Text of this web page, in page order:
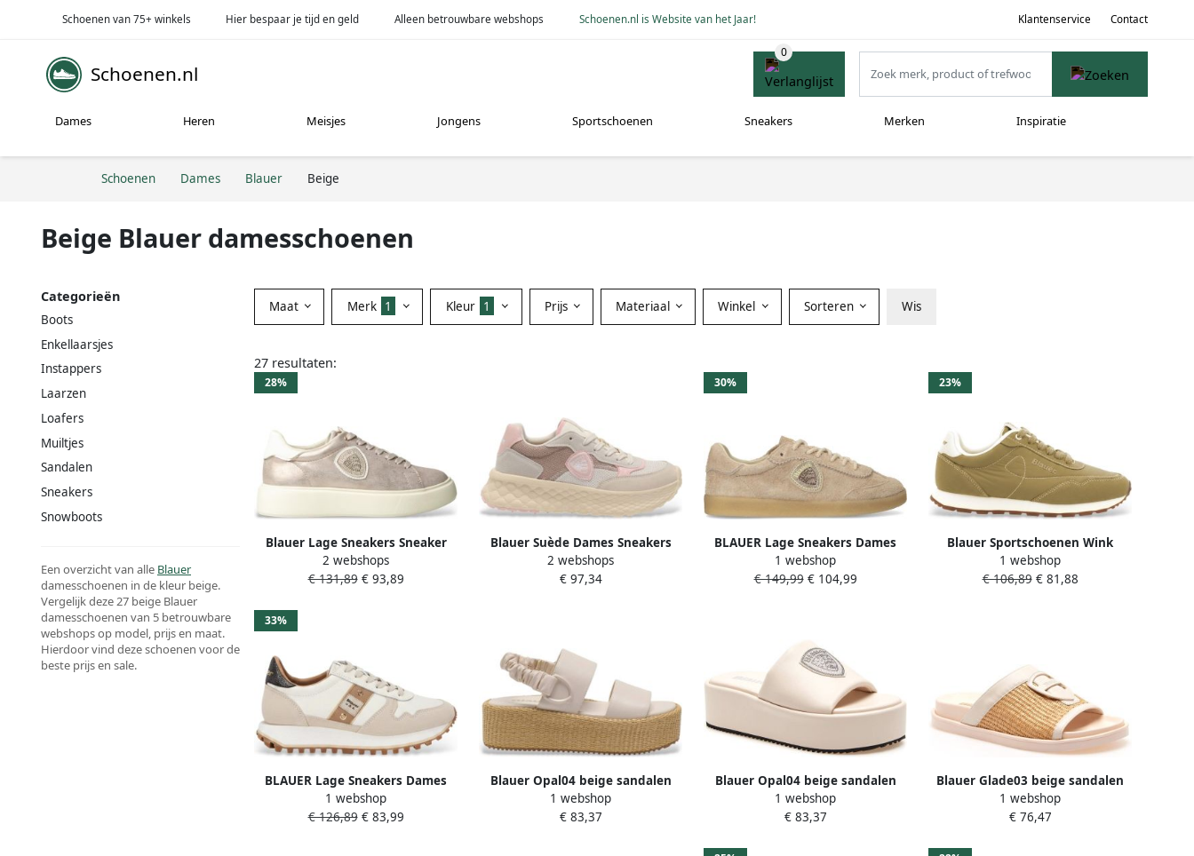
Schoenen van 75+ winkels Hier bespaar je tijd en geld Alleen betrouwbare webshops Schoenen.nl is Website van het Jaar! Klantenservice Contact
Schoenen.nl
Dames Heren Meisjes Jongens Sportschoenen Sneakers Merken Inspiratie
Schoenen Dames Blauer Beige
Beige Blauer damesschoenen
Categorieën
Boots
Enkellaarsjes
Instappers
Laarzen
Loafers
Muiltjes
Sandalen
Sneakers
Snowboots
Een overzicht van alle Blauer
damesschoenen in de kleur beige.
Vergelijk deze 27 beige Blauer
damesschoenen van 5 betrouwbare
webshops op model, prijs en maat.
Hierdoor vind deze schoenen voor de
beste prijs en sale.
Maat Merk 1 Kleur 1 Prijs Materiaal Winkel Sorteren Wis
27 resultaten:
28%
Blauer Lage Sneakers Sneaker
2 webshops
€ 131,89€ 93,89
Blauer Suède Dames Sneakers
met Hoge Rubberen Zool
2 webshops
€ 97,34
30%
BLAUER Lage Sneakers Dames
Aurora01 Maat: 42 Materiaal:
Suède Kleur: Beige
1 webshop
€ 149,99€ 104,99
23%
Blauer Sportschoenen Wink
1 webshop
€ 106,89€ 81,88
33%
BLAUER Lage Sneakers Dames
Millen03 Maat: 38 Materiaal: Leer
Kleur: Wit
1 webshop
€ 126,89€ 83,99
Blauer Opal04 beige sandalen
1 webshop
€ 83,37
Blauer Opal04 beige sandalen
1 webshop
€ 83,37
Blauer Glade03 beige sandalen
1 webshop
€ 76,47